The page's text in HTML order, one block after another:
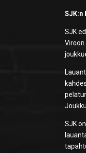
SJK:n
SJK
SJK